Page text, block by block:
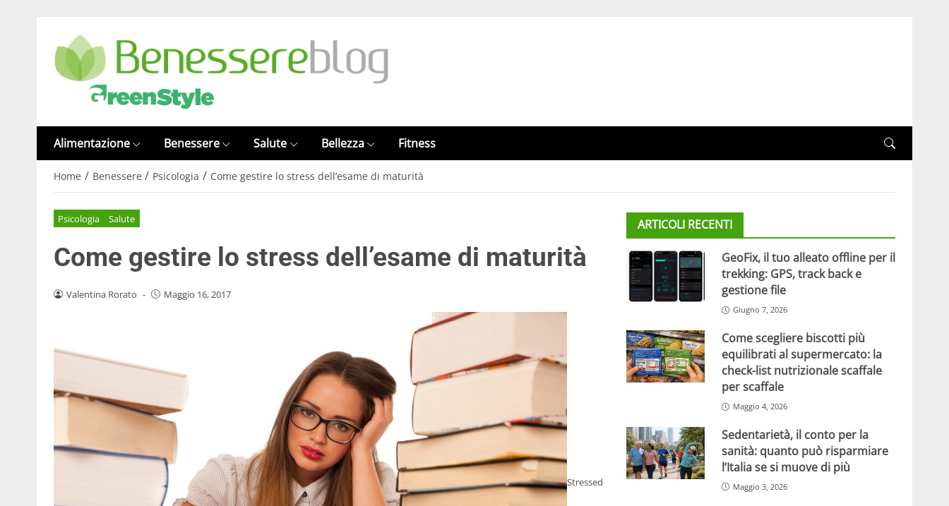
Alimentazione Benessere Salute Bellezza Fitness
Home / Benessere / Psicologia / Come gestire lo stress dell’esame di maturità
Psicologia Salute
Come gestire lo stress dell’esame di maturità
Valentina Rorato - Maggio 16, 2017
Stressed
ARTICOLI RECENTI
GeoFix, il tuo alleato offline per il
trekking: GPS, track back e
gestione file
Giugno 7, 2026
Come scegliere biscotti più
equilibrati al supermercato: la
check-list nutrizionale scaffale
per scaffale
Maggio 4, 2026
Sedentarietà, il conto per la
sanità: quanto può risparmiare
l’Italia se si muove di più
Maggio 3, 2026